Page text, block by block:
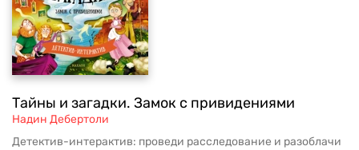
Тайны и загадки. Замок с привидениями
Надин Дебертоли
Детектив-интерактив: проведи расследование и разоблачи